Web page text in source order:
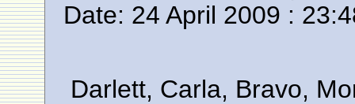
Date: 24 April 2009 :
Darlett, Carla, Bravo,